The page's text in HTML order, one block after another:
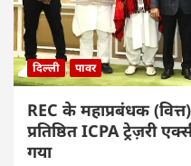
दिल्ली पावर
REC के महाप्रबंधक
प्रतिष्ठित ICPA ट्रेज़री
गया